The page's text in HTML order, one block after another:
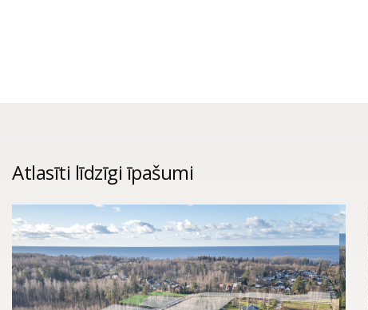
Atlasīti līdzīgi īpašumi